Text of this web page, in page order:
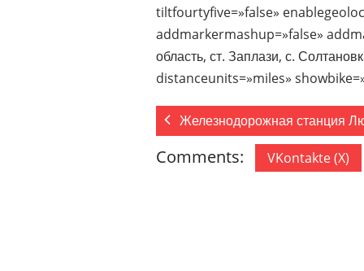
tiltfourtyfive=»false»
addmarkermashup=»false»
область, ст. Заплази, с.
distanceunits=»miles»
Железнодорожная станция
Comments: VKontakte (X)